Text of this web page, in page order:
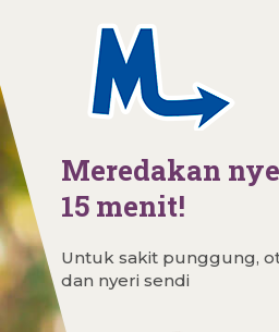
Meredakan
15 menit!
Untuk sakit punggung,
dan nyeri sendi